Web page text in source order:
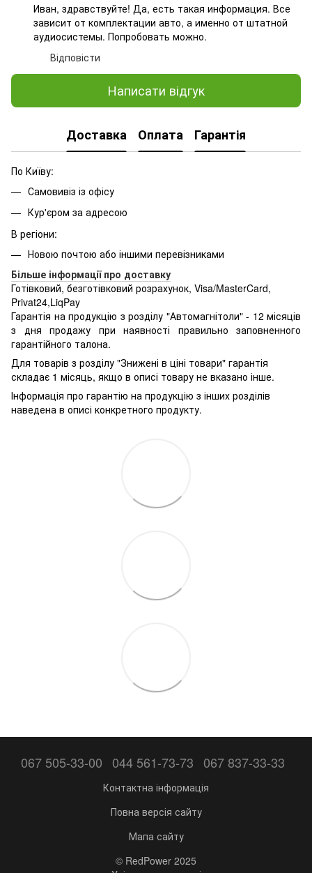
Иван, здравствуйте! Да, есть такая информация. Все
зависит от комплектации авто, а именно от штатной
аудиосистемы. Попробовать можно.
Відповісти
Написати відгук
Доставка Оплата Гарантія
По Київу:
Самовивіз із офісу
Кур'єром за адресою
В регіони:
Новою почтою або іншими перевізниками
Більше інформації про доставку
Готівковий, безготівковий розрахунок, Visa/MasterCard,
Privat24,LiqPay
Гарантія на продукцію з розділу "Автомагнітоли" - 12 місяців
з дня продажу при наявності правильно заповненного
гарантійного талона.
Для товарів з розділу "Знижені в ціні товари" гарантія
складає 1 місяць, якщо в описі товару не вказано інше.
Інформація про гарантію на продукцію з інших розділів
наведена в описі конкретного продукту.
067 505-33-00 044 561-73-73 067 837-33-33
Контактна інформація
Повна версія сайту
Мапа сайту
© RedPower 2025